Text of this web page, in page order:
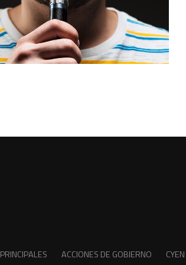
PRINCIPALES ACCIONES DE GOBIERNO CYEN